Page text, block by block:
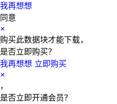
我再想想
同意
×
购买此数据块才能下载，
是否立即购买？
我再想想 立即购买
×
，
是否立即开通会员？